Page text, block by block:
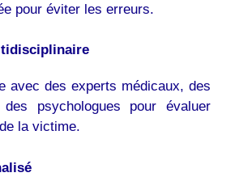
pour éviter les erreurs.
avec des experts médicaux, des
psychologues pour évaluer
la victime.